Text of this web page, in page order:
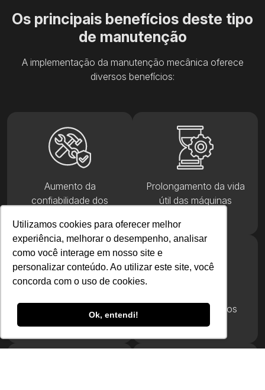
Utilizamos cookies para oferecer melhor
experiência, melhorar o desempenho, analisar
como você interage em nosso site e
personalizar conteúdo. Ao utilizar este site, você
concorda com o uso de cookies.
Ok, entendi!
Os principais benefícios deste tipo
de manutenção
A implementação da manutenção mecânica oferece
diversos benefícios:
Aumento da
confiabilidade dos
Prolongamento da vida
útil das máquinas
Redução de custos
operacionais